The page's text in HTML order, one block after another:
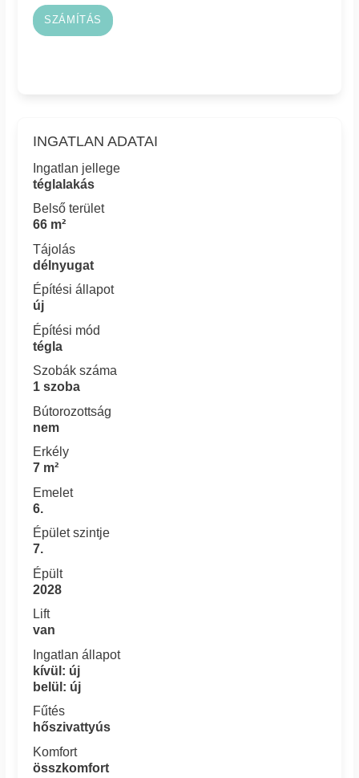
SZÁMÍTÁS
INGATLAN ADATAI
Ingatlan jellege
téglalakás
Belső terület
66 m²
Tájolás
délnyugat
Építési állapot
új
Építési mód
tégla
Szobák száma
1 szoba
Bútorozottság
nem
Erkély
7 m²
Emelet
6.
Épület szintje
7.
Épült
2028
Lift
van
Ingatlan állapot
kívül: új
belül: új
Fűtés
hőszivattyús
Komfort
összkomfort